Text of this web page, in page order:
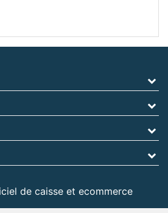
de caisse et ecommerce